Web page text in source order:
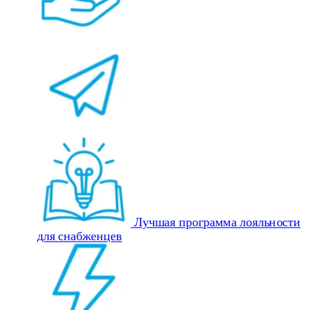
Лучшая программа лояльности
для снабженцев